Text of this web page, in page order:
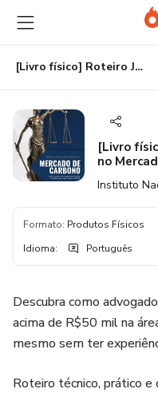
para
o
conteúdo
principal
para
o
pagamento
para
o
rodapé
[Livro físico] Roteiro Jurídico para Atuar no Mercado de Créditos de Carbono
[Livro
no
Instituto
Formato: Produtos Físicos
Idioma: Português
Descubra como
acima de R$50 mil na
mesmo sem ter
Roteiro técnico, prático